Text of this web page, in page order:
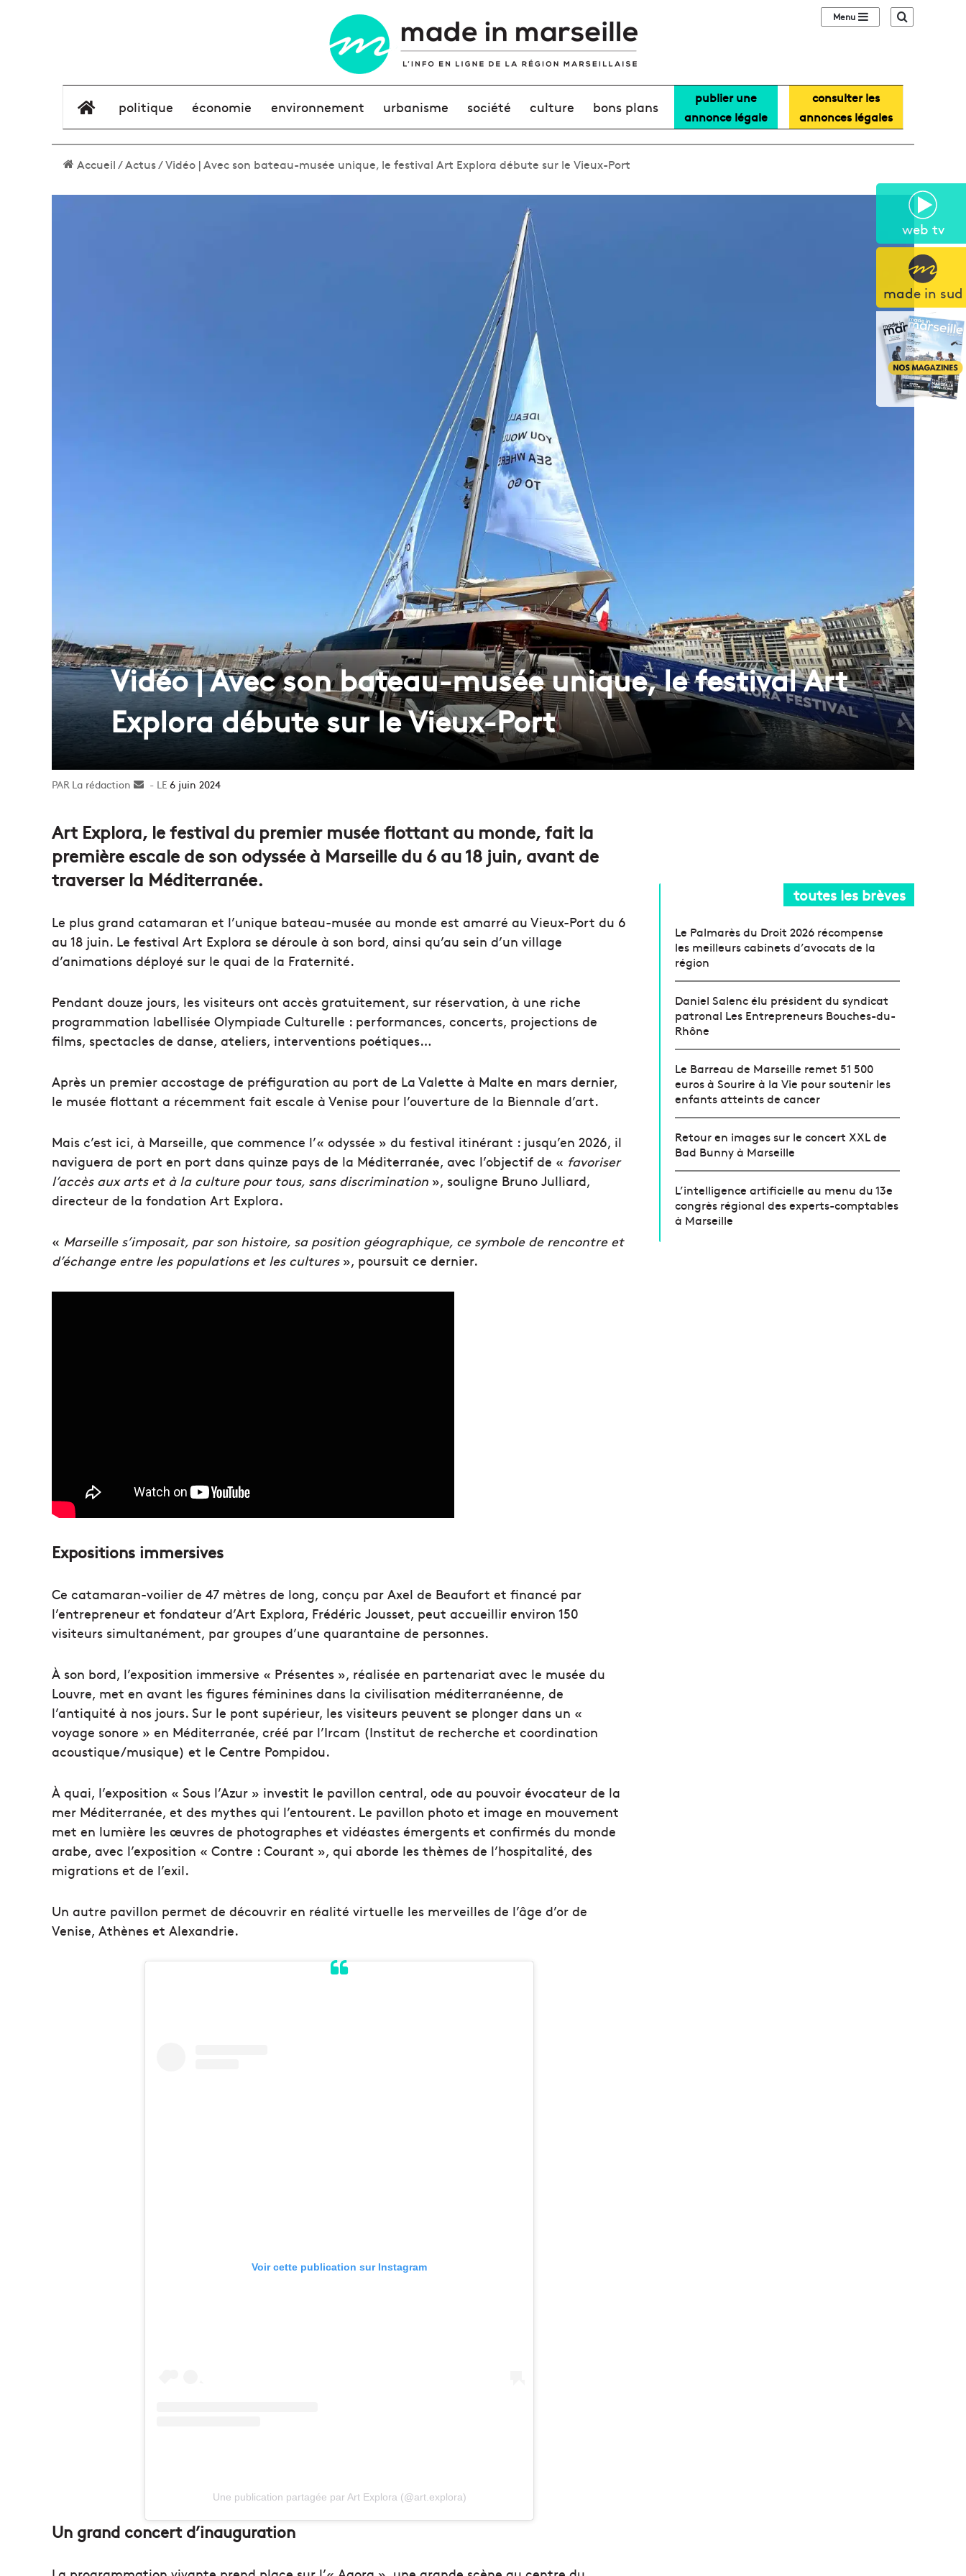
web tv
made in sud
Sidebar (barre
élément de menu
politique économie environnement urbanisme société culture bons plans
publier une
annonce légale
consulter les
annonces légales
Accueil/Actus/Vidéo | Avec son bateau-musée unique, le festival Art Explora débute sur le Vieux-Port
Vidéo | Avec son bateau-musée unique, le festival Art
Explora débute sur le Vieux-Port
La rédaction
Envoyer6 juin 2024
Art Explora, le festival du premier musée flottant au monde, fait la
première escale de son odyssée à Marseille du 6 au 18 juin, avant de
traverser la Méditerranée.
Le plus grand catamaran et l’unique bateau-musée au monde est amarré au Vieux-Port du 6
au 18 juin. Le festival Art Explora se déroule à son bord, ainsi qu’au sein d’un village
d’animations déployé sur le quai de la Fraternité.
Pendant douze jours, les visiteurs ont accès gratuitement, sur réservation, à une riche
programmation labellisée Olympiade Culturelle : performances, concerts, projections de
films, spectacles de danse, ateliers, interventions poétiques…
Après un premier accostage de préfiguration au port de La Valette à Malte en mars dernier,
le musée flottant a récemment fait escale à Venise pour l’ouverture de la Biennale d’art.
Mais c’est ici, à Marseille, que commence l’« odyssée » du festival itinérant : jusqu’en 2026, il
naviguera de port en port dans quinze pays de la Méditerranée, avec l’objectif de « favoriser
l’accès aux arts et à la culture pour tous, sans discrimination », souligne Bruno Julliard,
directeur de la fondation Art Explora.
« Marseille s’imposait, par son histoire, sa position géographique, ce symbole de rencontre et
d’échange entre les populations et les cultures», poursuit ce dernier.
Expositions immersives
Ce catamaran-voilier de 47 mètres de long, conçu par Axel de Beaufort et financé par
l’entrepreneur et fondateur d’Art Explora, Frédéric Jousset, peut accueillir environ 150
visiteurs simultanément, par groupes d’une quarantaine de personnes.
À son bord, l’exposition immersive « Présentes », réalisée en partenariat avec le musée du
Louvre, met en avant les figures féminines dans la civilisation méditerranéenne, de
l’antiquité à nos jours. Sur le pont supérieur, les visiteurs peuvent se plonger dans un «
voyage sonore » en Méditerranée, créé par l’Ircam (Institut de recherche et coordination
acoustique/musique) et le Centre Pompidou.
À quai, l’exposition « Sous l’Azur » investit le pavillon central, ode au pouvoir évocateur de la
mer Méditerranée, et des mythes qui l’entourent. Le pavillon photo et image en mouvement
met en lumière les œuvres de photographes et vidéastes émergents et confirmés du monde
arabe, avec l’exposition « Contre : Courant », qui aborde les thèmes de l’hospitalité, des
migrations et de l’exil.
Un autre pavillon permet de découvrir en réalité virtuelle les merveilles de l’âge d’or de
Venise, Athènes et Alexandrie.
Voir cette publication sur Instagram
Une publication partagée par Art Explora (@art.explora)
Un grand concert d’inauguration
toutes les brèves
Le Palmarès du Droit 2026 récompense
les meilleurs cabinets d’avocats de la
région
Daniel Salenc élu président du syndicat
patronal Les Entrepreneurs Bouches-du-
Rhône
Le Barreau de Marseille remet 51 500
euros à Sourire à la Vie pour soutenir les
enfants atteints de cancer
Retour en images sur le concert XXL de
Bad Bunny à Marseille
L’intelligence artificielle au menu du 13e
congrès régional des experts-comptables
à Marseille